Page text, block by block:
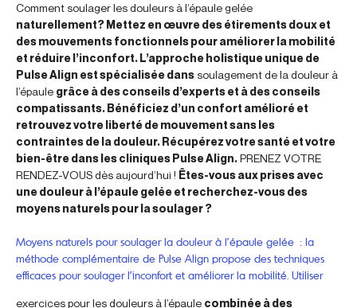
Comment soulager les douleurs à l’épaule gelée
naturellement? Mettez en œuvre des étirements doux et
des mouvements fonctionnels pour améliorer la mobilité
et réduire l’inconfort. L’approche holistique unique de
Pulse Align est spécialisée dans soulagement de la douleur à
l’épaule grâce à des conseils d’experts et à des conseils
compatissants. Bénéficiez d’un confort amélioré et
retrouvez votre liberté de mouvement sans les
contraintes de la douleur. Récupérez votre santé et votre
bien-être dans les cliniques Pulse Align.PRENEZ VOTRE
RENDEZ-VOUS dès aujourd’hui ! Êtes-vous aux prises avec
une douleur à l’épaule gelée et recherchez-vous des
moyens naturels pour la soulager ?
Moyens naturels pour soulager la douleur à l’épaule gelée : la
méthode complémentaire de Pulse Align propose des techniques
efficaces pour soulager l’inconfort et améliorer la mobilité. Utiliser
exercices pour les douleurs à l’épaule combinée à des